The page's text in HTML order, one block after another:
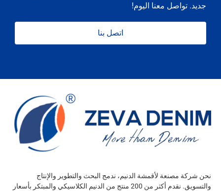
جديد. تواصل معنا اليوم!
اتصل بنا
نحن شركة مصنعة لأقمشة الدنيم، ندمج البحث والتطوير والإنتاج
والتسويق. نقدم أكثر من 200 منتج من الدنيم الكلاسيكي والمبتكر بأسعار